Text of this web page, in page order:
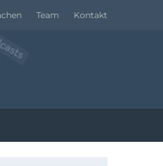
Team Kontakt